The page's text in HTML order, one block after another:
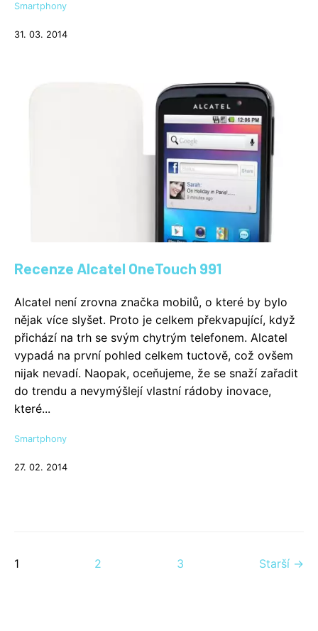
Smartphony
31. 03. 2014
Recenze Alcatel OneTouch 991
Alcatel není zrovna značka mobilů, o které by bylo
nějak více slyšet. Proto je celkem překvapující, když
přichází na trh se svým chytrým telefonem. Alcatel
vypadá na první pohled celkem tuctově, což ovšem
nijak nevadí. Naopak, oceňujeme, že se snaží zařadit
do trendu a nevymýšlejí vlastní rádoby inovace,
které...
Smartphony
27. 02. 2014
1 2 3 Starší →